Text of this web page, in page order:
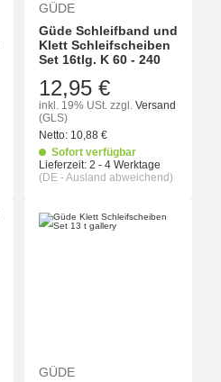
GÜDE
Güde Schleifband und
Klett Schleifscheiben
Set 16tlg. K 60 - 240
12,95 €
inkl. 19% USt. zzgl. Versand
(GLS)
Netto: 10,88 €
Sofort verfügbar
Lieferzeit: 2 - 4 Werktage
(DE - Ausland abweichend)
GÜDE